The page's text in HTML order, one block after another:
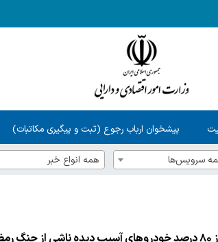
پیشخوان ارباب رجوع (ثبت و پیگیری مکاتبات)
سرویس‌ها همه انواع خبر